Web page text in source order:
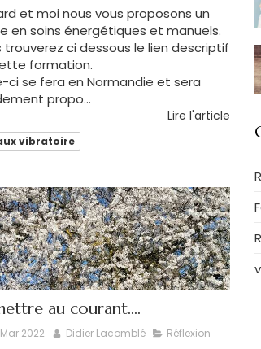
et moi nous vous proposons un
en soins énergétiques et manuels.
trouverez ci dessous le lien descriptif
formation.
ci se fera en Normandie et sera
propo...
Lire l'article
vibratoire
au courant....
2022 Didier Lacomblé Réflexion